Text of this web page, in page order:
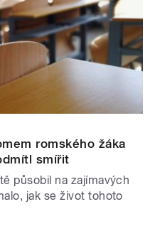
romského žáka
smířit
působil na zajímavých
jak se život tohoto